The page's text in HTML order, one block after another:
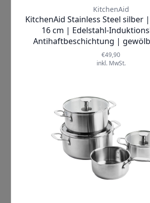
außerdem durch ihre
benutzerfreundliche
breiten Griffe
sicheren und einfachen
selbst wenn die Form heiß ist.
praktisch wie
gängigen Backrezepte
dem Backen können Sie
bequem in derSpülmaschine
– eineechte Erleichterung
saftiger
fruchtiger Zitronenkuchen